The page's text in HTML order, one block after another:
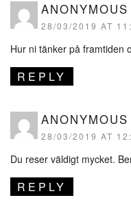
ANONYMOUS
28/03/2019 AT
Hur ni tänker på framtiden
REPLY
ANONYMOUS
28/03/2019 AT
Du reser väldigt mycket.
REPLY